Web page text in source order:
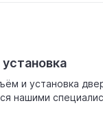
и установка
нашими